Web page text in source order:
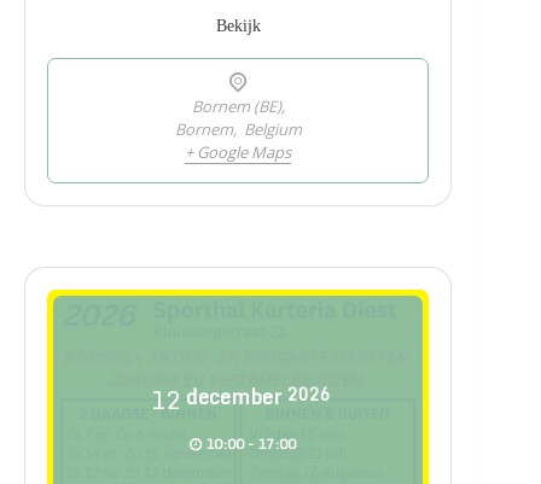
Bekijk
Bornem (BE),
Bornem, Belgium
+ Google Maps
12 december 2026
10:00 - 17:00